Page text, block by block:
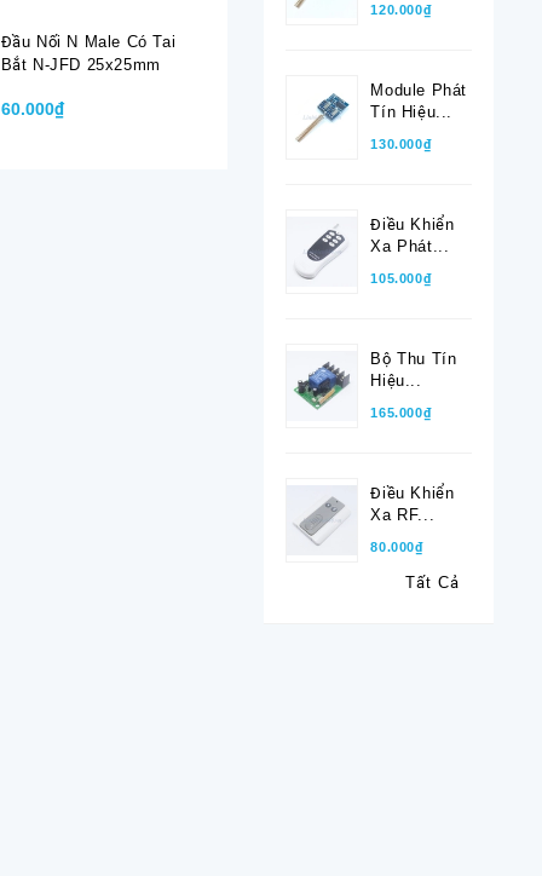
Đầu Nối N Male Có Tai
Bắt N-JFD 25x25mm
60.000₫
RG8, RG213, LMR400
RG213,
120.000₫
Module Phát
Tín Hiệu...
130.000₫
Điều Khiển
Xa Phát...
105.000₫
Bộ Thu Tín
Hiệu...
165.000₫
Điều Khiển
Xa RF...
80.000₫
Tất Cả